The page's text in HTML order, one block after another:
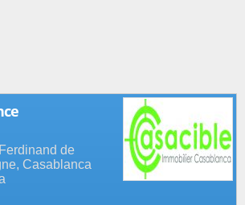
de
Casablanca